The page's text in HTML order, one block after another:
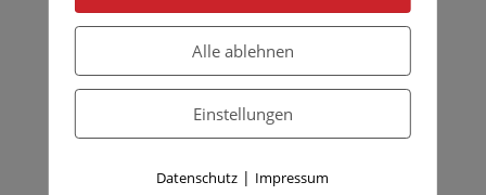
Kramsach, Vorführung beim Glasbläser
Alle ablehnen
Einstellungen
Datenschutz | Impressum